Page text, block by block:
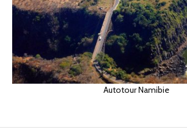
Autotour Namibie
AFRIQUE
Retraites bien-être et
corps : ce que disent